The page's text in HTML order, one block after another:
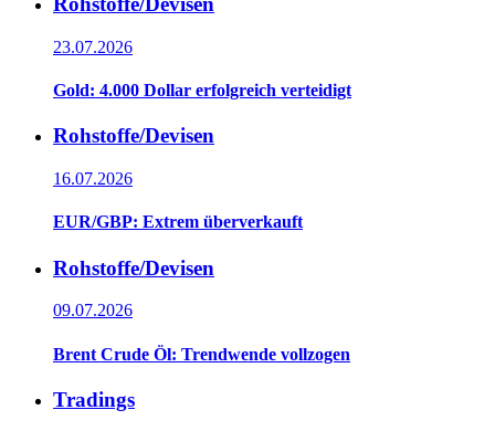
23.07.2026
Gold: 4.000 Dollar erfolgreich verteidigt
Rohstoffe/Devisen
16.07.2026
EUR/GBP: Extrem überverkauft
Rohstoffe/Devisen
09.07.2026
Brent Crude Öl: Trendwende vollzogen
Tradings